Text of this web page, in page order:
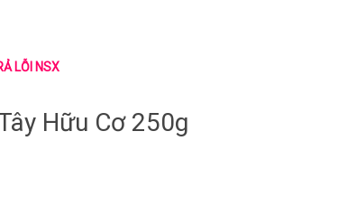
LỖI NSX
Hữu Cơ 250g